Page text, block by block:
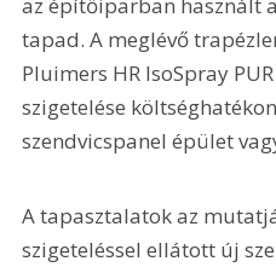
tapad. A meglévő
Pluimers HR IsoSpray
szigetelése
szendvicspanel épület
A tapasztalatok az
szigeteléssel ellátott új